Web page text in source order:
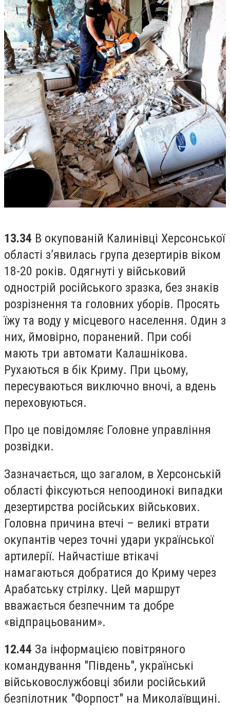
13.34 В окупованій Калинівці Херсонської
області з’явилась група дезертирів віком
18-20 років. Одягнуті у військовий
однострій російського зразка, без знаків
розрізнення та головних уборів. Просять
їжу та воду у місцевого населення. Один з
них, ймовірно, поранений. При собі
мають три автомати Калашнікова.
Рухаються в бік Криму. При цьому,
пересуваються виключно вночі, а вдень
переховуються.
Про це повідомляє Головне управління
розвідки.
Зазначається, що загалом, в Херсонській
області фіксуються непоодинокі випадки
дезертирства російських військових.
Головна причина втечі – великі втрати
окупантів через точні удари української
артилерії. Найчастіше втікачі
намагаються добратися до Криму через
Арабатську стрілку. Цей маршрут
вважається безпечним та добре
«відпрацьованим».
12.44 За інформацією повітряного
командування "Південь", українські
військовослужбовці збили російський
безпілотник "Форпост" на Миколаївщині.